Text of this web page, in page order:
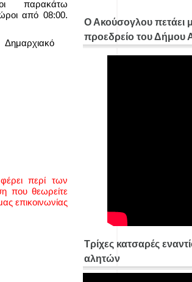
παρακάτω
από 08:00.
περί των
που θεωρείτε
επικοινωνίας
Ο Ακούσογλου πετάει
προεδρείο του Δήμου
Τρίχες κατσαρές
αλητών